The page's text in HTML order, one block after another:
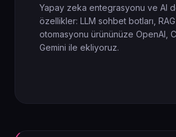
Yapay zeka entegrasyonu ve AI
özellikler: LLM sohbet botları,
otomasyonu ürününüze OpenAI,
Gemini ile ekliyoruz.